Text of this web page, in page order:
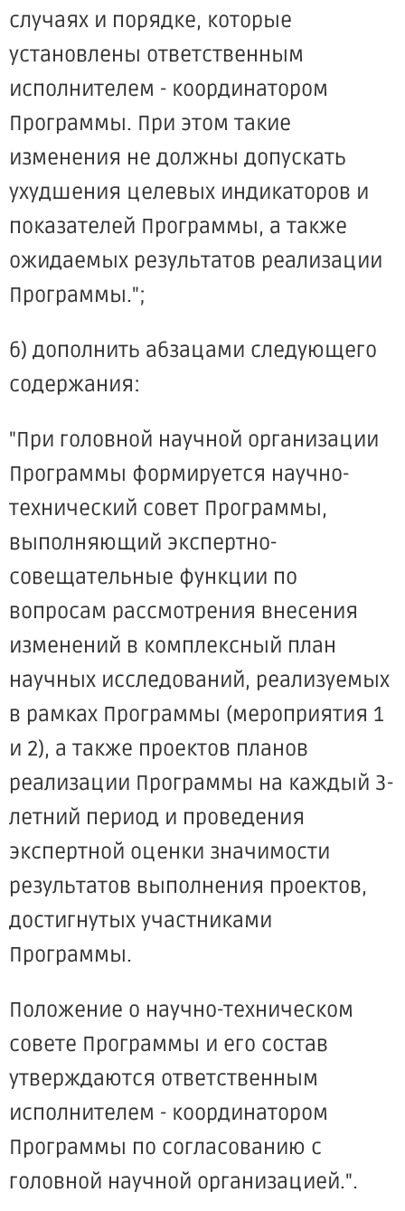
случаях и порядке, которые
установлены ответственным
исполнителем - координатором
Программы. При этом такие
изменения не должны допускать
ухудшения целевых индикаторов и
показателей Программы, а также
ожидаемых результатов реализации
Программы.";
б) дополнить абзацами следующего
содержания:
"При головной научной организации
Программы формируется научно-
технический совет Программы,
выполняющий экспертно-
совещательные функции по
вопросам рассмотрения внесения
изменений в комплексный план
научных исследований, реализуемых
в рамках Программы (мероприятия 1
и 2), а также проектов планов
реализации Программы на каждый 3-
летний период и проведения
экспертной оценки значимости
результатов выполнения проектов,
достигнутых участниками
Программы.
Положение о научно-техническом
совете Программы и его состав
утверждаются ответственным
исполнителем - координатором
Программы по согласованию с
головной научной организацией.".